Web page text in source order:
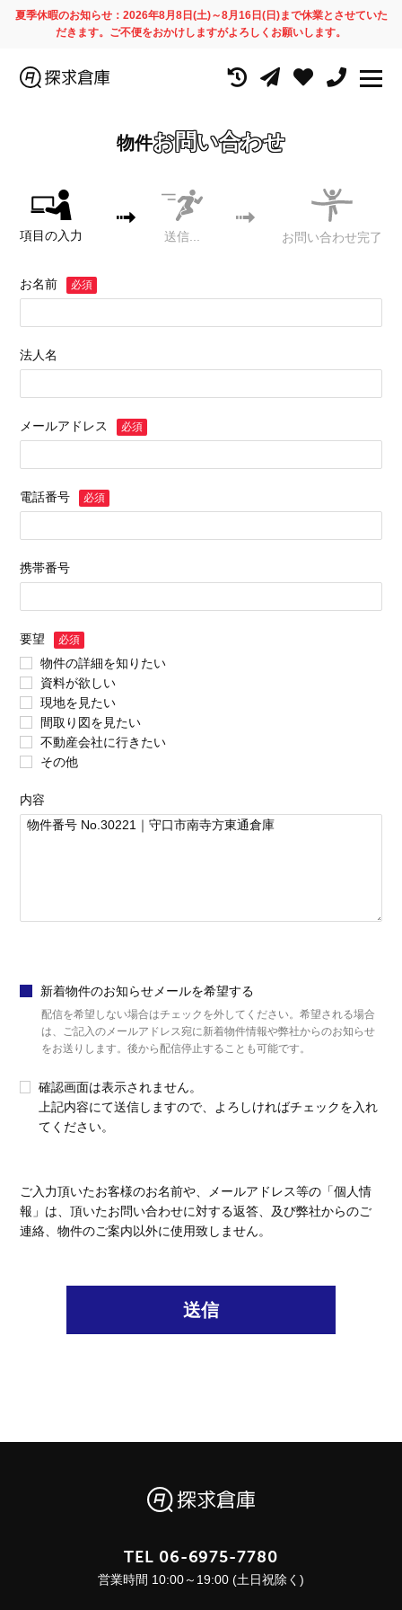
夏季休暇のお知らせ：2026年8月8日(土)～8月16日(日)まで休業とさせていた
だきます。ご不便をおかけしますがよろしくお願いします。
物件お問い合わせ
項目の入力 送信... お問い合わせ完了
お名前 必須
法人名
メールアドレス 必須
電話番号 必須
携帯番号
要望 必須
物件の詳細を知りたい
資料が欲しい
現地を見たい
間取り図を見たい
不動産会社に行きたい
その他
内容
新着物件のお知らせメールを希望する
配信を希望しない場合はチェックを外してください。希望される場合
は、ご記入のメールアドレス宛に新着物件情報や弊社からのお知らせ
をお送りします。後から配信停止することも可能です。
確認画面は表示されません。
上記内容にて送信しますので、よろしければチェックを入れ
てください。
ご入力頂いたお客様のお名前や、メールアドレス等の「個人情
報」は、頂いたお問い合わせに対する返答、及び弊社からのご
連絡、物件のご案内以外に使用致しません。
送信
TEL 06-6975-7780
営業時間 10:00～19:00 (土日祝除く)